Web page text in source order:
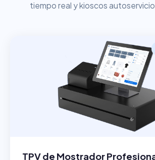
tiempo real y kioscos
TPV de Mostrador